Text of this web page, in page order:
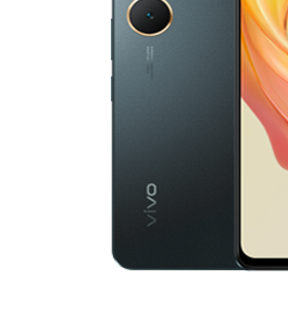
X300 FE